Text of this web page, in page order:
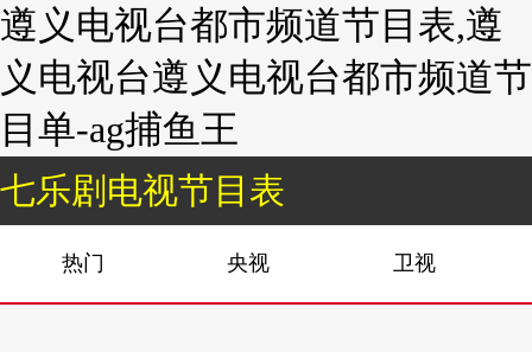
遵义电视台都市频道节目表,遵
义电视台遵义电视台都市频道节
目单-ag捕鱼王
七乐剧电视节目表
热门 央视 卫视